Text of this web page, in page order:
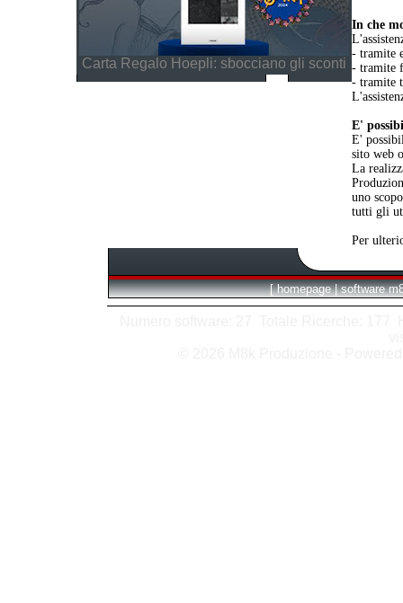
Carta Regalo Hoepli: sbocciano gli sconti
In che
- tramite
- tramite
- tramite
E'
E'
sito web
La
uno
tutti gli
Per
[ homepage | software